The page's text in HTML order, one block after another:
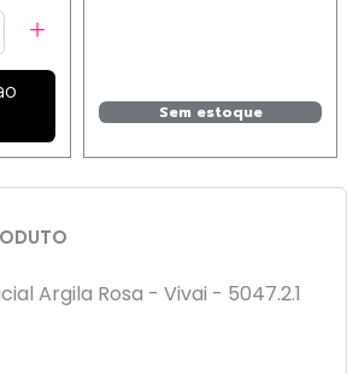
Sem estoque
Argila Rosa - Vivai - 5047.2.1